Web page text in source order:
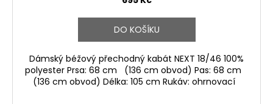
DO KOŠÍKU
Dámský béžový přechodný kabát NEXT 18/46 100%
polyester Prsa: 68 cm (136 cm obvod) Pas: 68 cm
(136 cm obvod) Délka: 105 cm Rukáv: ohrnovací